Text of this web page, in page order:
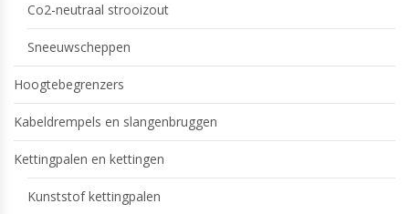
Co2-neutraal strooizout
Sneeuwscheppen
Hoogtebegrenzers
Kabeldrempels en slangenbruggen
Kettingpalen en kettingen
Kunststof kettingpalen